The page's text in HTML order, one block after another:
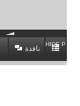
HIDE
نافذة